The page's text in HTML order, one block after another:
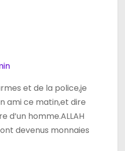
et de la police,je
ami ce matin,et dire
d’un homme.ALLAH
devenus monnaies